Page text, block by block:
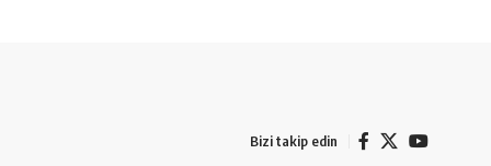
Bizi takip edin